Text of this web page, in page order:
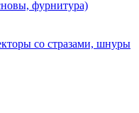
фурнитура)
со стразами, шнуры